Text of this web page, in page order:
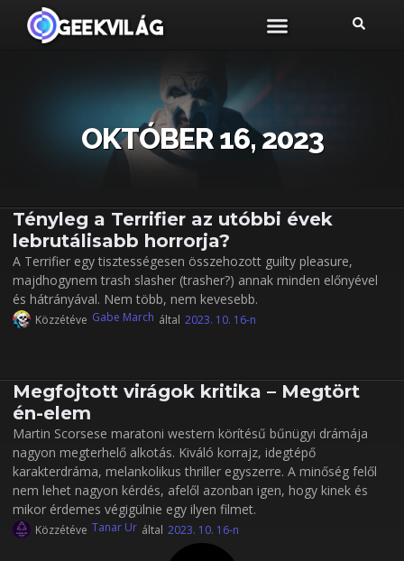
OKTÓBER 16, 2023
Tényleg a Terrifier az utóbbi évek
lebrutálisabb horrorja?
A Terrifier egy tisztességesen összehozott guilty pleasure,
majdhogynem trash slasher (trasher?) annak minden előnyével
és hátrányával. Nem több, nem kevesebb.
Közzétéve Gabe March által 2023. 10. 16-n
Megfojtott virágok kritika – Megtört
én-elem
Martin Scorsese maratoni western körítésű bűnügyi drámája
nagyon megterhelő alkotás. Kiváló korrajz, idegtépő
karakterdráma, melankolikus thriller egyszerre. A minőség felől
nem lehet nagyon kérdés, afelől azonban igen, hogy kinek és
mikor érdemes végigülnie egy ilyen filmet.
Közzétéve Tanar Ur által 2023. 10. 16-n